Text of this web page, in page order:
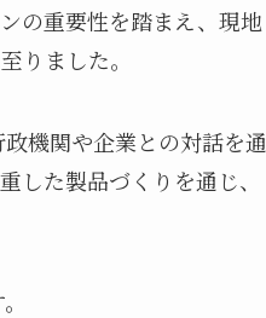
の重要性を踏まえ、現地
りました。
機関や企業との対話を通
した製品づくりを通じ、